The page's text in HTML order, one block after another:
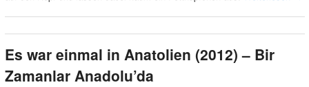
Es war einmal in Anatolien (2012) – Bir
Zamanlar Anadolu’da